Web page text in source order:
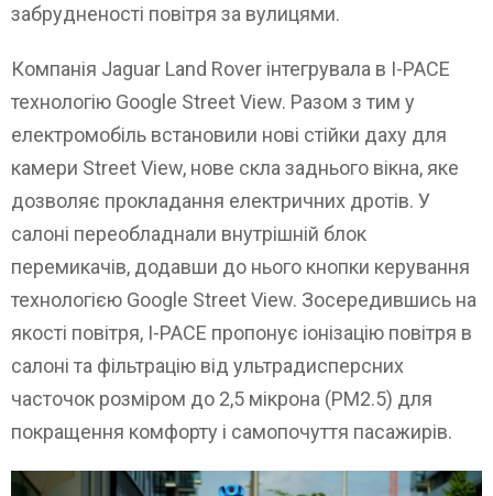
забрудненості повітря за вулицями.
Компанія Jaguar Land Rover інтегрувала в I-PACE
технологію Google Street View. Разом з тим у
електромобіль встановили нові стійки даху для
камери Street View, нове скла заднього вікна, яке
дозволяє прокладання електричних дротів. У
салоні переобладнали внутрішній блок
перемикачів, додавши до нього кнопки керування
технологією Google Street View. Зосередившись на
якості повітря, I-PACE пропонує іонізацію повітря в
салоні та фільтрацію від ультрадисперсних
часточок розміром до 2,5 мікрона (PM2.5) для
покращення комфорту і самопочуття пасажирів.